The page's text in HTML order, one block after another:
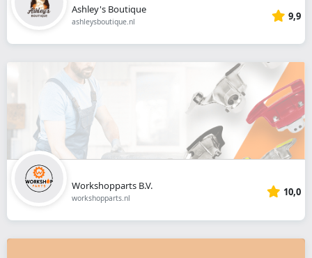
Ashley's Boutique
ashleysboutique.nl 9,9
Workshopparts B.V.
workshopparts.nl 10,0